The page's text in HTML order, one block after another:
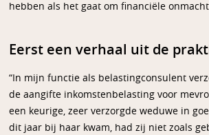
hebben als het gaat om financiële
Eerst een verhaal uit de
“In mijn functie als belastingconsulent
de aangifte inkomstenbelasting voor
een keurige, zeer verzorgde weduwe in
dit jaar bij haar kwam, had zij niet zoals